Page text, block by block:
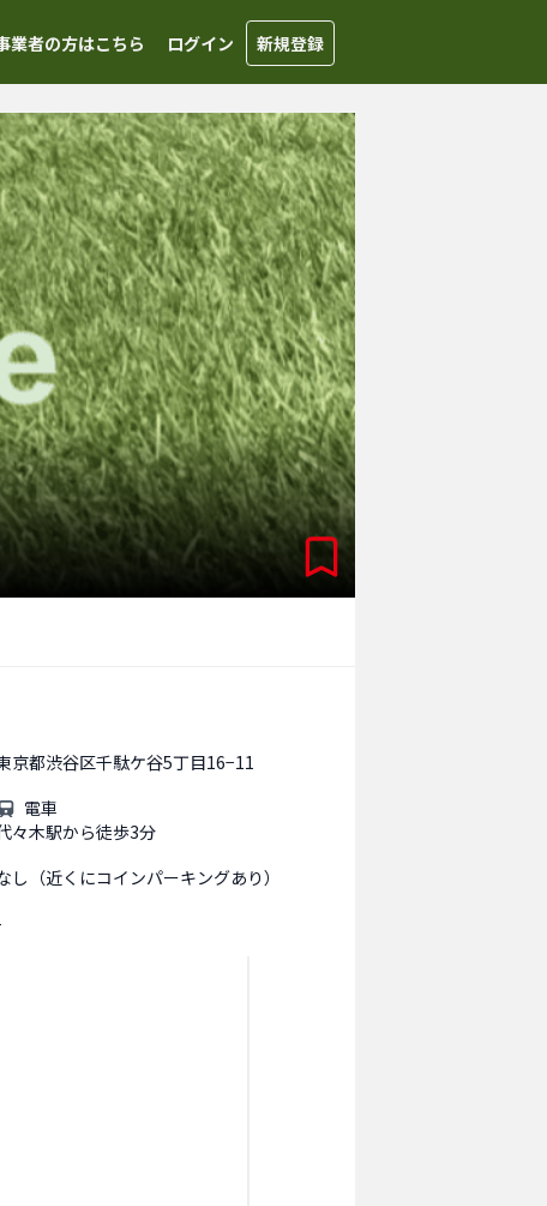
業者の方はこちら ログイン 新規登録
京都渋谷区千駄ケ谷5丁目16−11
電車
々木駅から徒歩3分
し（近くにコインパーキングあり）